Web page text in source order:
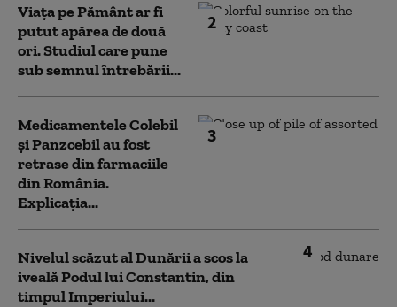
2
Viața pe Pământ ar fi
putut apărea de două
ori. Studiul care pune
sub semnul întrebării...
3
Medicamentele Colebil
și Panzcebil au fost
retrase din farmaciile
din România.
Explicația...
4
Nivelul scăzut al Dunării a scos la
iveală Podul lui Constantin, din
timpul Imperiului...